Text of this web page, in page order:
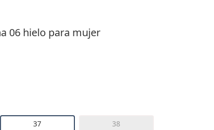
06 hielo para mujer
37 38